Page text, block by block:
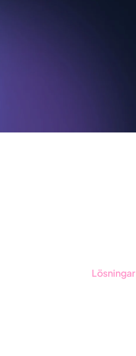
Lösningar